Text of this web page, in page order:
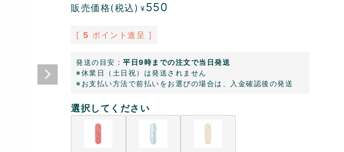
販売価格(税込) ¥550
[ 5 ポイント進呈 ]
発送の目安： 平日9時までの注文で当日発送
※休業日（土日祝）は発送されません
※お支払い方法で前払いをお選びの場合は、入金確認後の発送
選択してください